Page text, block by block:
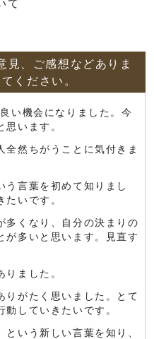
て
見、ご感想などありま
ください。
い機会になりました。今
います。
全然ちがうことに気付きま
う言葉を初めて知りまし
たいです。
多くなり、自分の決まりの
が多いと思います。見直す
りました。
りがたく思いました。とて
動していきたいです。
という新しい言葉を知り、